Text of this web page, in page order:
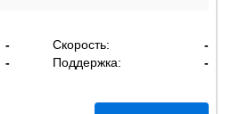
- Скорость:
-
- Поддержка: -